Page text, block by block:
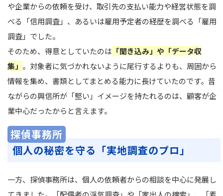
や企業からの依頼を受け、取引先の支払い能力や経営状態を調
べる「信用調査」、あるいは雇用予定者の経歴を調べる「雇用
調査」でした。
そのため、得意としていたのは 「聞き込み」や「データ収
集」 。対象者に気づかれないように尾行するよりも、周囲から
情報を集め、書類としてまとめる能力に長けていたのです。昔
ながらの興信所が「堅い」イメージを持たれるのは、顧客が企
業中心だったからと言えます。
探偵事務所
個人の秘密を守る「実地調査のプロ」
一方、探偵事務所は、個人の依頼者からの相談を中心に発展し